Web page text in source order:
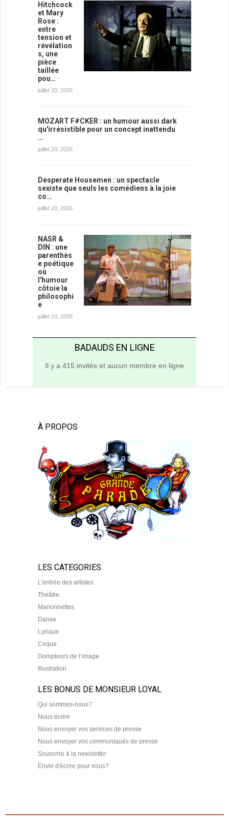
Hitchcock
et Mary
Rose :
entre
tension et
révélation
s, une
pièce
taillée
pou…
juillet 20, 2026
MOZART F#CKER : un humour aussi dark
qu'irrésistible pour un concept inattendu
…
juillet 20, 2026
Desperate Housemen : un spectacle
sexiste que seuls les comédiens à la joie
co…
juillet 20, 2026
NASR &
DIN : une
parenthès
e poétique
où
l'humour
côtoie la
philosophi
e
juillet 19, 2026
BADAUDS EN LIGNE
Il y a 415 invités et aucun membre en ligne
À PROPOS
LES CATEGORIES
L’entrée des artistes
Théâtre
Marionnettes
Danse
Lyrique
Cirque
Dompteurs de l’image
Illustration
LES BONUS DE MONSIEUR LOYAL
Qui sommes-nous?
Nous écrire
Nous envoyer vos services de presse
Nous envoyer vos communiqués de presse
Souscrire à la newsletter
Envie d'écrire pour nous?